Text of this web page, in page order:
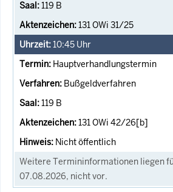
119 B
131 OWi 31/25
10:45 Uhr
Hauptverhandlungstermin
Bußgeldverfahren
119 B
131 OWi 42/26[b]
Nicht öffentlich
Weitere Termininformationen liegen
07.08.2026, nicht vor.